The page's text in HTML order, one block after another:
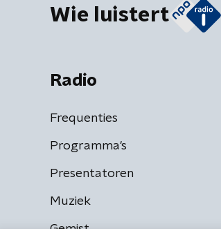
Wie luistert
Radio
Frequenties
Programma's
Presentatoren
Muziek